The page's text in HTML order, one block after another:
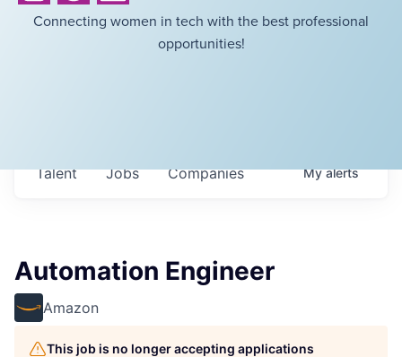
Connecting women in tech with the best professional
opportunities!
Jobs Companies
Talent Myalerts
Automation Engineer
Amazon
This job is no longer accepting applications